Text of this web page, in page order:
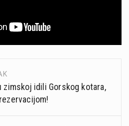
zimskoj idili Gorskog kotara,